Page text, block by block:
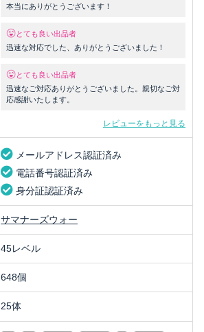
本当にありがとうございます！
とても良い出品者
迅速な対応でした、ありがとうございました！
とても良い出品者
迅速なご対応ありがとうございました。親切なご対
応感謝いたします。
レビューをもっと見る
メールアドレス認証済み
電話番号認証済み
身分証認証済み
サマナーズウォー
45レベル
648個
25体